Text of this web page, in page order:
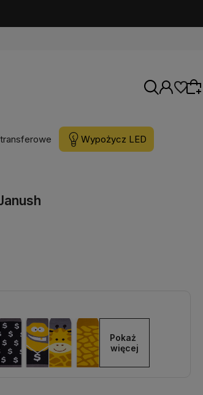
lub zaloguj się, aby przywrócić dodane
do listy z poprzedniej sesji.
Wypożycz LED
Pokaż
więcej